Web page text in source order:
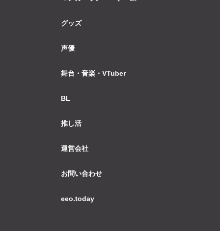
グッズ
声優
舞台・音楽・VTuber
BL
推し活
運営会社
お問い合わせ
eeo.today